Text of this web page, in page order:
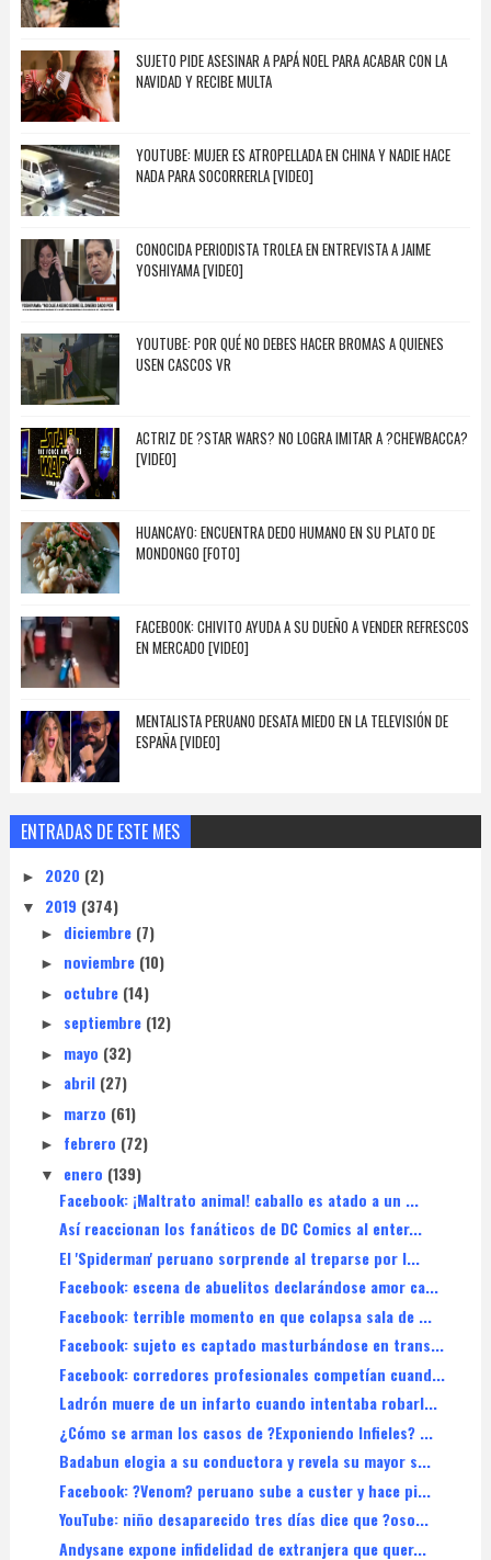
SUJETO PIDE ASESINAR A PAPÁ NOEL PARA ACABAR CON LA
NAVIDAD Y RECIBE MULTA
YOUTUBE: MUJER ES ATROPELLADA EN CHINA Y NADIE HACE
NADA PARA SOCORRERLA [VIDEO]
CONOCIDA PERIODISTA TROLEA EN ENTREVISTA A JAIME
YOSHIYAMA [VIDEO]
YOUTUBE: POR QUÉ NO DEBES HACER BROMAS A QUIENES
USEN CASCOS VR
ACTRIZ DE ?STAR WARS? NO LOGRA IMITAR A ?CHEWBACCA?
[VIDEO]
HUANCAYO: ENCUENTRA DEDO HUMANO EN SU PLATO DE
MONDONGO [FOTO]
FACEBOOK: CHIVITO AYUDA A SU DUEÑO A VENDER REFRESCOS
EN MERCADO [VIDEO]
MENTALISTA PERUANO DESATA MIEDO EN LA TELEVISIÓN DE
ESPAÑA [VIDEO]
ENTRADAS DE ESTE MES
► 2020 (2)
▼ 2019 (374)
► diciembre (7)
► noviembre (10)
► octubre (14)
► septiembre (12)
► mayo (32)
► abril (27)
► marzo (61)
► febrero (72)
▼ enero (139)
Facebook: ¡Maltrato animal! caballo es atado a un ...
Así reaccionan los fanáticos de DC Comics al enter...
El 'Spiderman' peruano sorprende al treparse por l...
Facebook: escena de abuelitos declarándose amor ca...
Facebook: terrible momento en que colapsa sala de ...
Facebook: sujeto es captado masturbándose en trans...
Facebook: corredores profesionales competían cuand...
Ladrón muere de un infarto cuando intentaba robarl...
¿Cómo se arman los casos de ?Exponiendo Infieles? ...
Badabun elogia a su conductora y revela su mayor s...
Facebook: ?Venom? peruano sube a custer y hace pi...
YouTube: niño desaparecido tres días dice que ?oso...
Andysane expone infidelidad de extranjera que quer...